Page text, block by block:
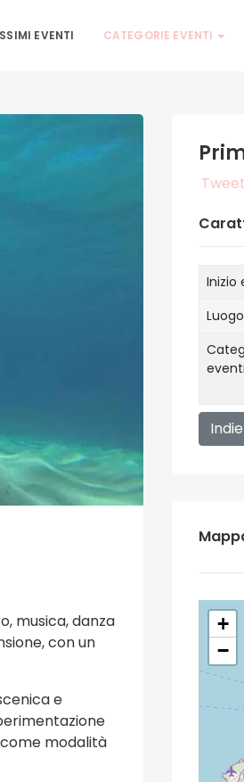
EVENTI CATEGORIE EVENTI
musica, danza
con un
e
modalità
Tweet
Inizio
Luogo
eventi
+
−